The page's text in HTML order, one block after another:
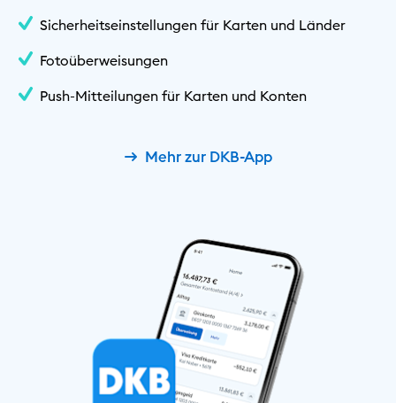
Sicherheitseinstellungen für Karten und Länder
Fotoüberweisungen
Push-Mitteilungen für Karten und Konten
Mehr zur DKB-App